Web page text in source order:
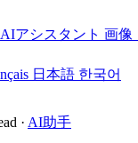
AIアシスタント 画像
日本語 한국어
· AI助手